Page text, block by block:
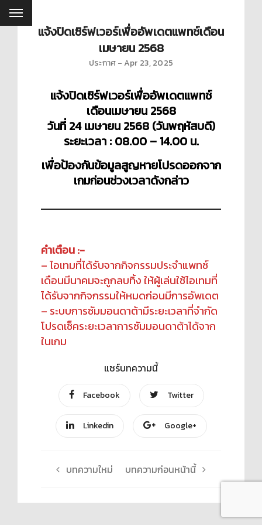
แจ้งปิดเซิร์ฟเวอร์เพื่ออัพเดตแพทช์เดือน
เมษายน 2568
ประกาศ Apr 23, 2025
แจ้งปิดเซิร์ฟเวอร์เพื่ออัพเดตแพทช์
เดือนเมษายน 2568
วันที่ 24 เมษายน 2568 (วันพฤหัสบดี)
ระยะเวลา : 08.00 – 14.00 น.
เพื่อป้องกันข้อมูลสูญหายโปรดออกจาก
เกมก่อนช่วงเวลาดังกล่าว
คำเตือน :-
– ไอเทมที่ได้รับจากกิจกรรมประจำแพทซ์
เดือนมีนาคมจะถูกลบทิ้ง ให้ผู้เล่นใช้ไอเทมที่
ได้รับจากกิจกรรมให้หมดก่อนมีการอัพเดต
– ระบบการซัมมอนดาต้ามีระยะเวลาที่จำกัด
โปรดเช็คระยะเวลาการซัมมอนดาต้าได้จาก
ในเกม
แชร์บทความนี้
Facebook Twitter
Linkedin Google+
บทความใหม่ บทความก่อนหน้านี้